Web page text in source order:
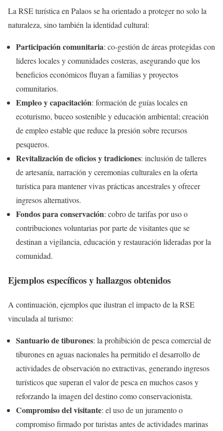
La RSE turística en Palaos se ha orientado a proteger no solo la
naturaleza, sino también la identidad cultural:
Participación comunitaria: co‑gestión de áreas protegidas con
líderes locales y comunidades costeras, asegurando que los
beneficios económicos fluyan a familias y proyectos
comunitarios.
Empleo y capacitación: formación de guías locales en
ecoturismo, buceo sostenible y educación ambiental; creación
de empleo estable que reduce la presión sobre recursos
pesqueros.
Revitalización de oficios y tradiciones: inclusión de talleres
de artesanía, narración y ceremonias culturales en la oferta
turística para mantener vivas prácticas ancestrales y ofrecer
ingresos alternativos.
Fondos para conservación: cobro de tarifas por uso o
contribuciones voluntarias por parte de visitantes que se
destinan a vigilancia, educación y restauración lideradas por la
comunidad.
Ejemplos específicos y hallazgos obtenidos
A continuación, ejemplos que ilustran el impacto de la RSE
vinculada al turismo:
Santuario de tiburones: la prohibición de pesca comercial de
tiburones en aguas nacionales ha permitido el desarrollo de
actividades de observación no extractivas, generando ingresos
turísticos que superan el valor de pesca en muchos casos y
reforzando la imagen del destino como conservacionista.
Compromiso del visitante: el uso de un juramento o
compromiso firmado por turistas antes de actividades marinas